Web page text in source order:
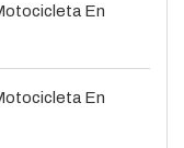
En
En